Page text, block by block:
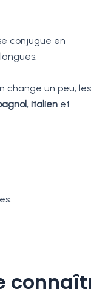
conjugue en
change un peu, les
, italien et